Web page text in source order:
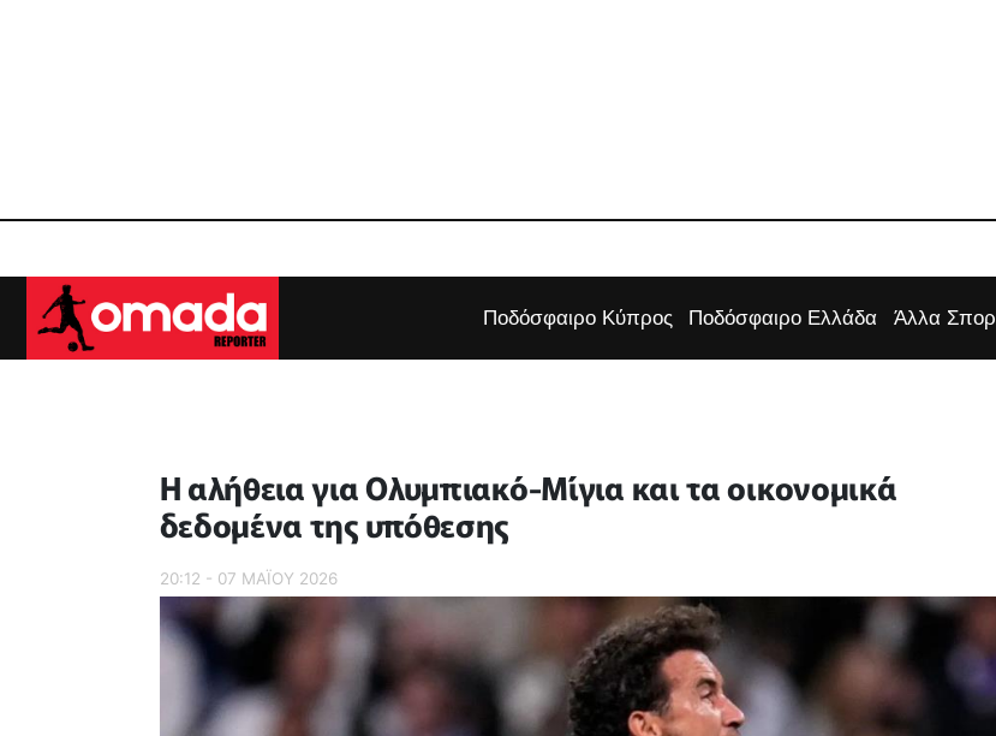
Ποδόσφαιρο Κύπρος Ποδόσφαιρο Ελλάδα Άλλα Σπορ
Η αλήθεια για Ολυμπιακό-Μίγια και τα οικονομικά
δεδομένα της υπόθεσης
20:12 - 07 ΜΑΪ́ΟΥ 2026